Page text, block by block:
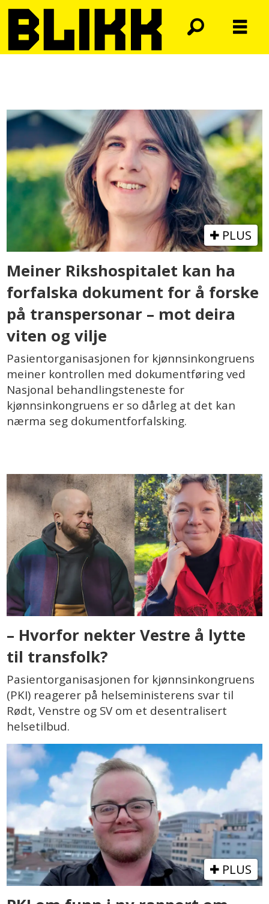
pasientorganisasjonen
for
kjønnsinkongruens
PLUS
Meiner Rikshospitalet kan ha
forfalska dokument for å forske
på transpersonar – mot deira
viten og vilje
Pasientorganisasjonen for kjønnsinkongruens
meiner kontrollen med dokumentføring ved
Nasjonal behandlingsteneste for
kjønnsinkongruens er so dårleg at det kan
nærma seg dokumentforfalsking.
– Hvorfor nekter Vestre å lytte
til transfolk?
Pasientorganisasjonen for kjønnsinkongruens
(PKI) reagerer på helseministerens svar til
Rødt, Venstre og SV om et desentralisert
helsetilbud.
PLUS